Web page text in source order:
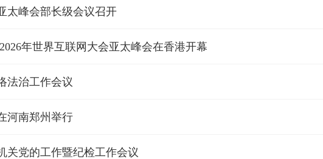
太峰会部长级会议召开
年世界互联网大会亚太峰会在香港开幕
法治工作会议
河南郑州举行
关党的工作暨纪检工作会议